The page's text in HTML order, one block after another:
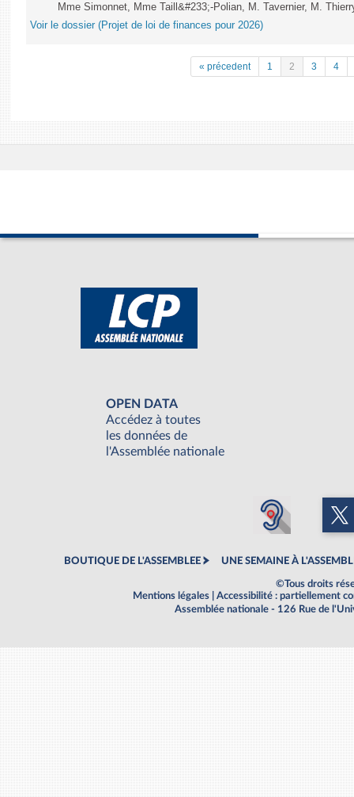
Mme Simonnet, Mme Taill&#233;-Polian, M. Tavernier, M.
Voir le dossier (Projet de loi de finances pour 2026)
« précedent 1 2 3 4
OPEN DATA
Accédez à toutes
les données de
l'Assemblée nationale
BOUTIQUE DE L'ASSEMBLEE UNE SEMAINE À
©Tous droits
Mentions légales
Accessibilité : partiellement
Assemblée nationale - 126 Rue de